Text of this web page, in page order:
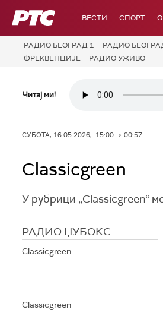
РТС ВЕСТИ СПОРТ
РАДИО БЕОГРАД 1 РАДИО
ФРЕКВЕНЦИЈЕ
РАДИО УЖИВО
Читај ми!
СУБОТА, 16.05.2026, 15:00 -> 00:57
Classicgreen
У рубрици „Classicgreen“
РАДИО ЏУБОКС
Classicgreen
Classicgreen